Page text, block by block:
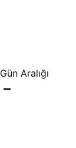
Gün Aralığı
–